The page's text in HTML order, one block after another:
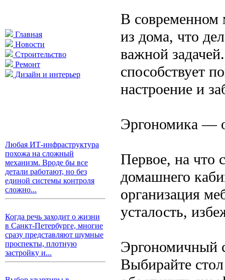
Главная
Новости
Строительство
Ремонт
Дизайн и интерьер
Любая ИТ-инфраструктура
похожа на сложный
механизм. Вроде бы все
детали работают, но без
единой системы контроля
сложно...
Когда речь заходит о жизни
в Санкт-Петербурге, многие
сразу представляют шумные
проспекты, плотную
застройку и...
В современном
из дома, что
важной
способствует
настроение и
Эргономика —
Первое, на что
домашнего
организация
усталость,
Эргономичный
Выбирайте